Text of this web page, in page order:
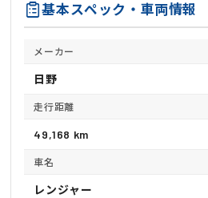
基本スペック・車両情報
メーカー
日野
走行距離
49,168 km
車名
レンジャー